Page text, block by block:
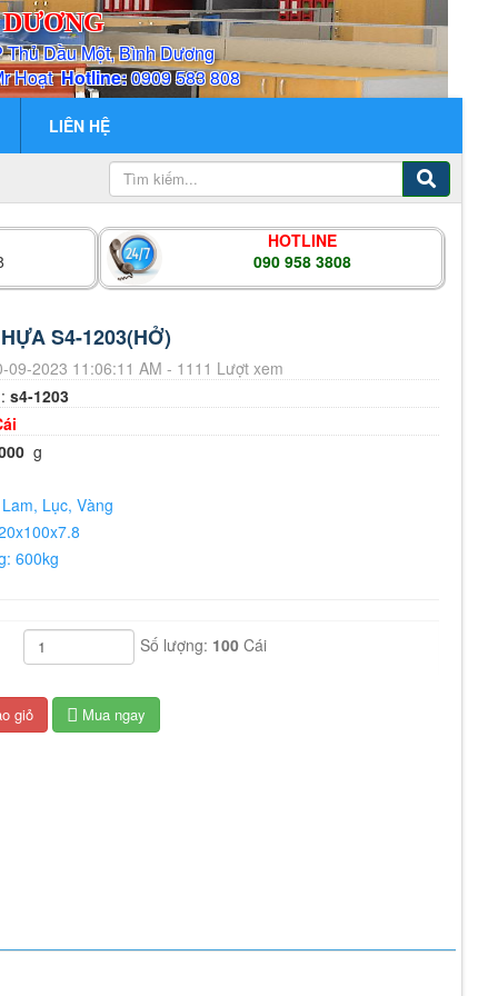
Dầu Một, Bình Dương
HoạtHotline:0909 583 808
LIÊN HỆ
HOTLINE
090 958 3808
S4-1203(HỞ)
09-2023 11:06:11 AM - 1111 Lượt xem
s4-1203
g
Lục, Vàng
600kg
Số lượng: 100 Cái
giỏ Mua ngay